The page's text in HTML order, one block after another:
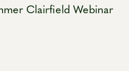
Clairfield Webinar